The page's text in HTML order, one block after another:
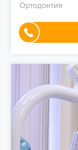
Ортодонтия